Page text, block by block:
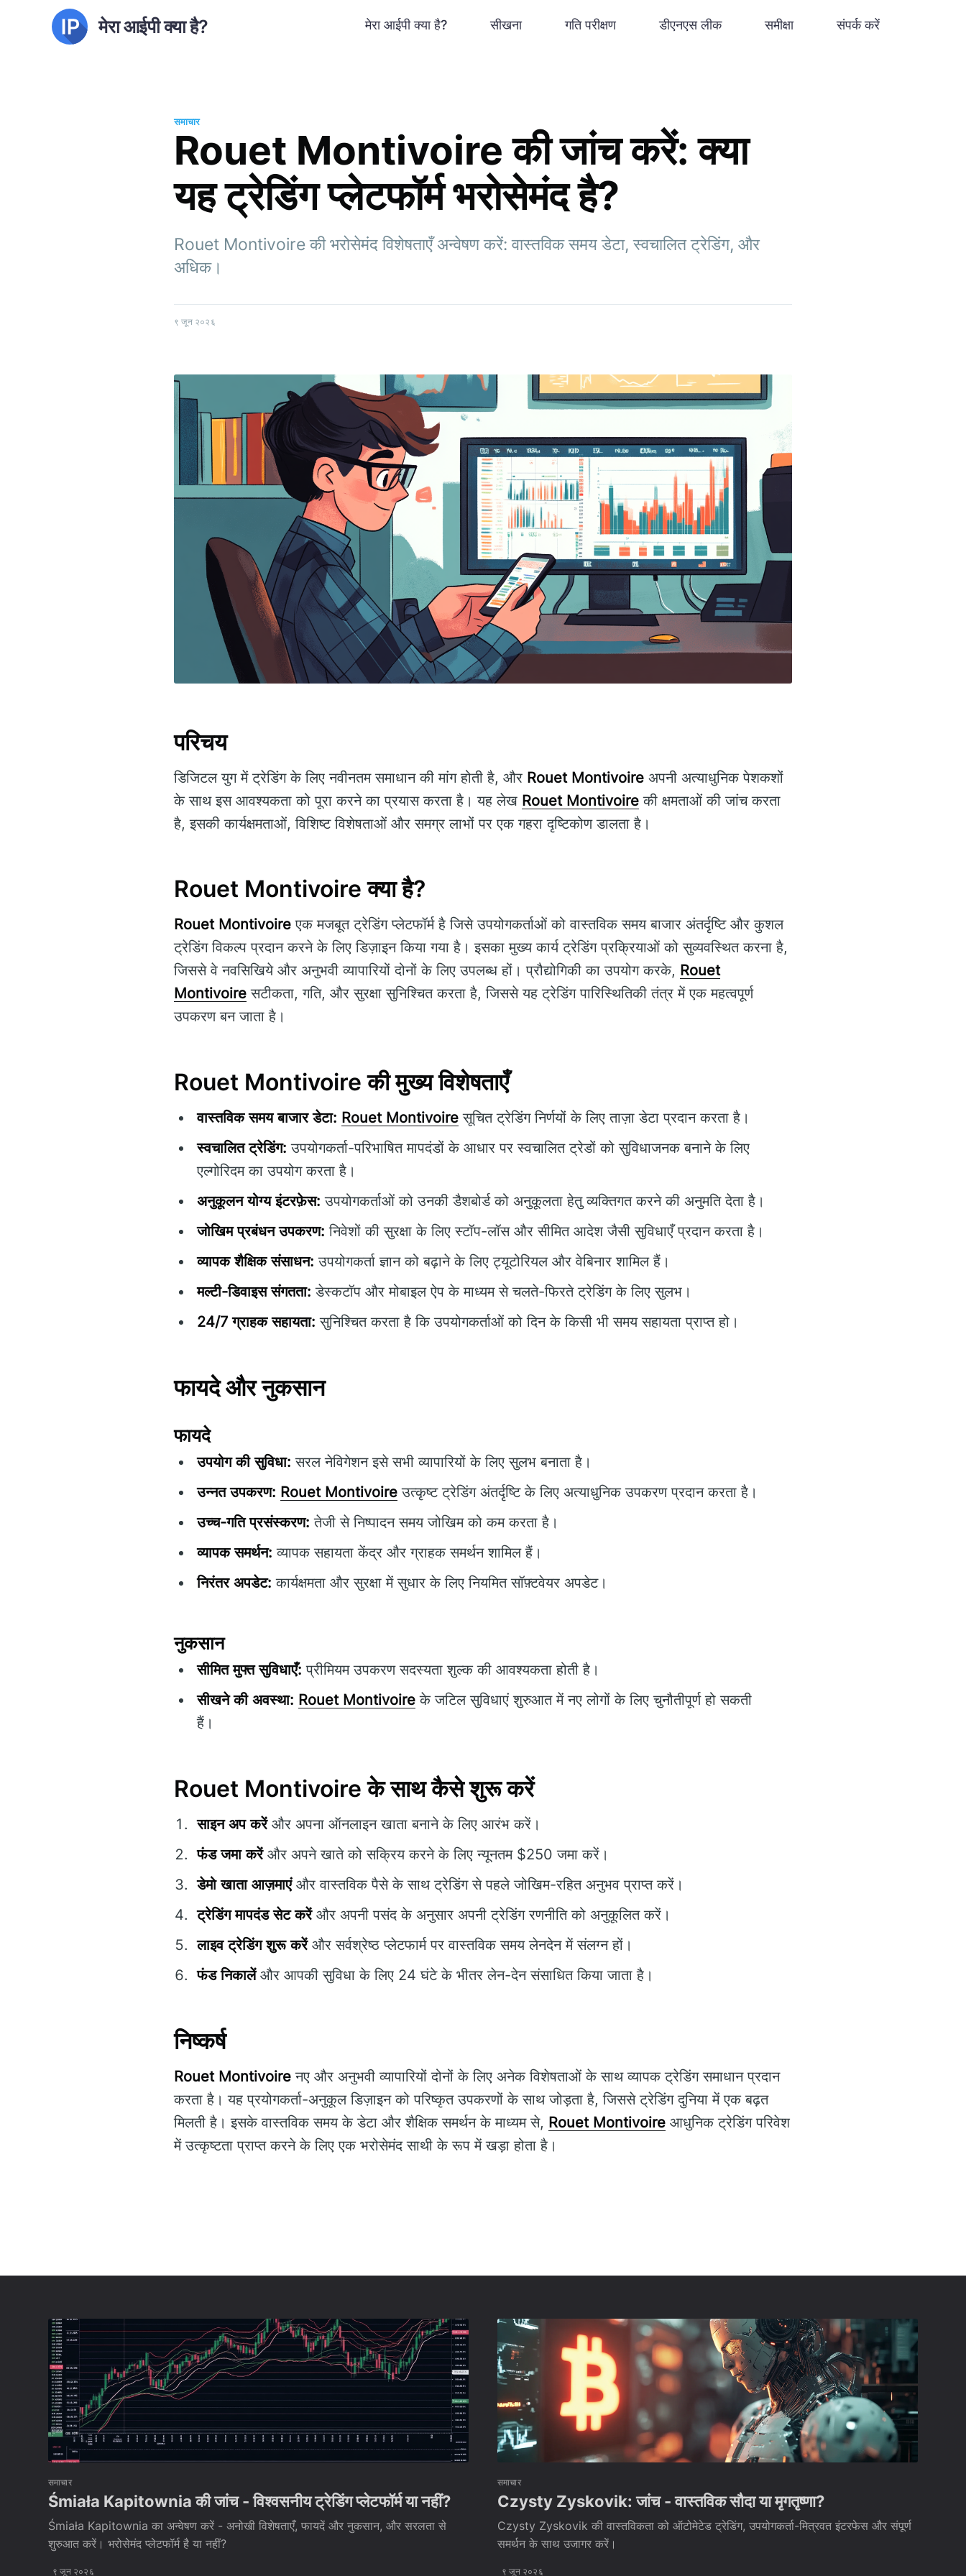
मेरा आईपी क्या है? मेरा आईपी क्या है? सीखना गति परीक्षण डीएनएस लीक समीक्षा संपर्क करें
समाचार
Rouet Montivoire की जांच करें: क्या
यह ट्रेडिंग प्लेटफॉर्म भरोसेमंद है?
Rouet Montivoire की भरोसेमंद विशेषताएँ अन्वेषण करें: वास्तविक समय डेटा, स्वचालित ट्रेडिंग, और
अधिक।
९ जून २०२६
परिचय
डिजिटल युग में ट्रेडिंग के लिए नवीनतम समाधान की मांग होती है, और Rouet Montivoire अपनी अत्याधुनिक पेशकशों
के साथ इस आवश्यकता को पूरा करने का प्रयास करता है। यह लेख Rouet Montivoire की क्षमताओं की जांच करता
है, इसकी कार्यक्षमताओं, विशिष्ट विशेषताओं और समग्र लाभों पर एक गहरा दृष्टिकोण डालता है।
Rouet Montivoire क्या है?
Rouet Montivoire एक मजबूत ट्रेडिंग प्लेटफॉर्म है जिसे उपयोगकर्ताओं को वास्तविक समय बाजार अंतर्दृष्टि और कुशल
ट्रेडिंग विकल्प प्रदान करने के लिए डिज़ाइन किया गया है। इसका मुख्य कार्य ट्रेडिंग प्रक्रियाओं को सुव्यवस्थित करना है,
जिससे वे नवसिखिये और अनुभवी व्यापारियों दोनों के लिए उपलब्ध हों। प्रौद्योगिकी का उपयोग करके, Rouet
Montivoire सटीकता, गति, और सुरक्षा सुनिश्चित करता है, जिससे यह ट्रेडिंग पारिस्थितिकी तंत्र में एक महत्वपूर्ण
उपकरण बन जाता है।
Rouet Montivoire की मुख्य विशेषताएँ
वास्तविक समय बाजार डेटा: Rouet Montivoire सूचित ट्रेडिंग निर्णयों के लिए ताज़ा डेटा प्रदान करता है।
स्वचालित ट्रेडिंग: उपयोगकर्ता-परिभाषित मापदंडों के आधार पर स्वचालित ट्रेडों को सुविधाजनक बनाने के लिए
एल्गोरिदम का उपयोग करता है।
अनुकूलन योग्य इंटरफ़ेस: उपयोगकर्ताओं को उनकी डैशबोर्ड को अनुकूलता हेतु व्यक्तिगत करने की अनुमति देता है।
जोखिम प्रबंधन उपकरण: निवेशों की सुरक्षा के लिए स्टॉप-लॉस और सीमित आदेश जैसी सुविधाएँ प्रदान करता है।
व्यापक शैक्षिक संसाधन: उपयोगकर्ता ज्ञान को बढ़ाने के लिए ट्यूटोरियल और वेबिनार शामिल हैं।
मल्टी-डिवाइस संगतता: डेस्कटॉप और मोबाइल ऐप के माध्यम से चलते-फिरते ट्रेडिंग के लिए सुलभ।
24/7 ग्राहक सहायता: सुनिश्चित करता है कि उपयोगकर्ताओं को दिन के किसी भी समय सहायता प्राप्त हो।
फायदे और नुकसान
फायदे
उपयोग की सुविधा: सरल नेविगेशन इसे सभी व्यापारियों के लिए सुलभ बनाता है।
उन्नत उपकरण: Rouet Montivoire उत्कृष्ट ट्रेडिंग अंतर्दृष्टि के लिए अत्याधुनिक उपकरण प्रदान करता है।
उच्च-गति प्रसंस्करण: तेजी से निष्पादन समय जोखिम को कम करता है।
व्यापक समर्थन: व्यापक सहायता केंद्र और ग्राहक समर्थन शामिल हैं।
निरंतर अपडेट: कार्यक्षमता और सुरक्षा में सुधार के लिए नियमित सॉफ़्टवेयर अपडेट।
नुकसान
सीमित मुफ्त सुविधाएँ: प्रीमियम उपकरण सदस्यता शुल्क की आवश्यकता होती है।
सीखने की अवस्था: Rouet Montivoire के जटिल सुविधाएं शुरुआत में नए लोगों के लिए चुनौतीपूर्ण हो सकती
हैं।
Rouet Montivoire के साथ कैसे शुरू करें
साइन अप करेंऔर अपना ऑनलाइन खाता बनाने के लिए आरंभ करें।
फंड जमा करेंऔर अपने खाते को सक्रिय करने के लिए न्यूनतम $250 जमा करें।
डेमो खाता आज़माएंऔर वास्तविक पैसे के साथ ट्रेडिंग से पहले जोखिम-रहित अनुभव प्राप्त करें।
ट्रेडिंग मापदंड सेट करेंऔर अपनी पसंद के अनुसार अपनी ट्रेडिंग रणनीति को अनुकूलित करें।
लाइव ट्रेडिंग शुरू करेंऔर सर्वश्रेष्ठ प्लेटफार्म पर वास्तविक समय लेनदेन में संलग्न हों।
फंड निकालेंऔर आपकी सुविधा के लिए 24 घंटे के भीतर लेन-देन संसाधित किया जाता है।
निष्कर्ष
Rouet Montivoire नए और अनुभवी व्यापारियों दोनों के लिए अनेक विशेषताओं के साथ व्यापक ट्रेडिंग समाधान प्रदान
करता है। यह प्रयोगकर्ता-अनुकूल डिज़ाइन को परिष्कृत उपकरणों के साथ जोड़ता है, जिससे ट्रेडिंग दुनिया में एक बढ़त
मिलती है। इसके वास्तविक समय के डेटा और शैक्षिक समर्थन के माध्यम से, Rouet Montivoire आधुनिक ट्रेडिंग परिवेश
में उत्कृष्टता प्राप्त करने के लिए एक भरोसेमंद साथी के रूप में खड़ा होता है।
समाचार
Śmiała Kapitownia की जांच - विश्वसनीय ट्रेडिंग प्लेटफॉर्म या नहीं?
Śmiała Kapitownia का अन्वेषण करें - अनोखी विशेषताएँ, फायदें और नुकसान, और सरलता से
शुरुआत करें। भरोसेमंद प्लेटफॉर्म है या नहीं?
९ जून २०२६
समाचार
Czysty Zyskovik: जांच - वास्तविक सौदा या मृगतृष्णा?
Czysty Zyskovik की वास्तविकता को ऑटोमेटेड ट्रेडिंग, उपयोगकर्ता-मित्रवत इंटरफेस और संपूर्ण
समर्थन के साथ उजागर करें।
९ जून २०२६